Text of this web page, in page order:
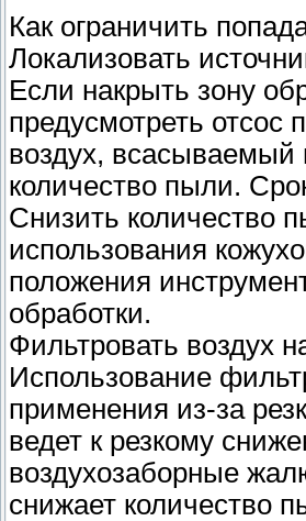
Как ограничить
Локализовать
Если накрыть зону
предусмотреть
воздух, всасываемый
количество пыли.
Снизить количество
использования
положения
обработки.
Фильтровать воздух
Использование
применения из-за
ведет к резкому
воздухозаборные
снижает количество